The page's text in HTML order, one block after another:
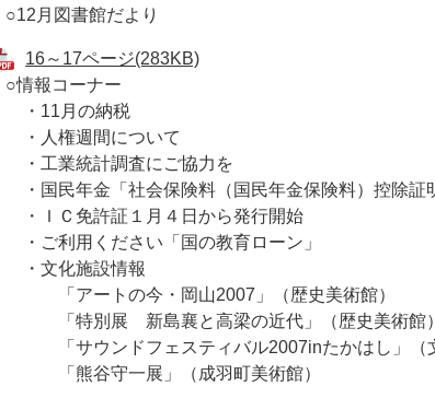
月図書館だより
16～17ページ(283KB)
報コーナー
11月の納税
権週間について
業統計調査にご協力を
民年金「社会保険料（国民年金保険料）控除証
Ｃ免許証１月４日から発行開始
利用ください「国の教育ローン」
化施設情報
ートの今・岡山2007」（歴史美術館）
別展 新島襄と高梁の近代」（歴史美術館
ウンドフェスティバル2007inたかはし」（
谷守一展」（成羽町美術館）